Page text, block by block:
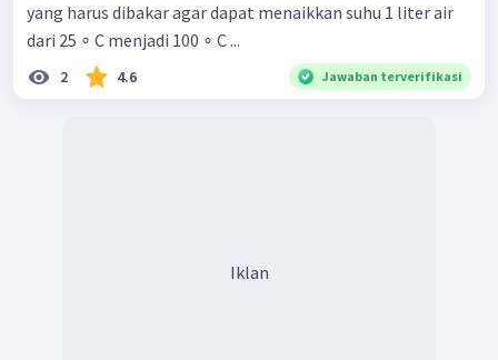
yang harus dibakar agar dapat menaikkan suhu 1 liter air
dari 25 ∘ C menjadi 100 ∘ C ...
2 4.6 Jawaban terverifikasi
Iklan